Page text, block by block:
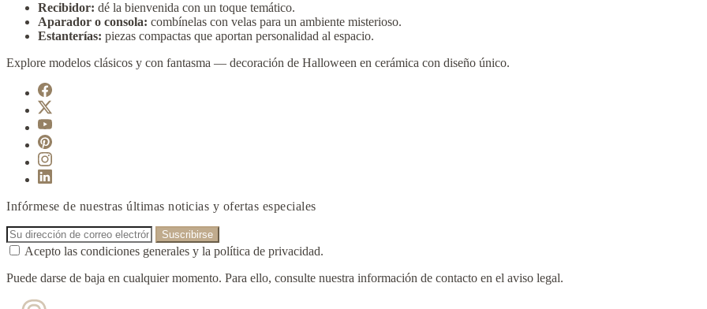
Recibidor: dé la bienvenida con un toque temático.
Aparador o consola: combínelas con velas para un ambiente misterioso.
Estanterías: piezas compactas que aportan personalidad al espacio.
Explore modelos clásicos y con fantasma — decoración de Halloween en cerámica con diseño único.
Infórmese de nuestras últimas noticias y ofertas especiales
Acepto las condiciones generales y la política de privacidad.
Puede darse de baja en cualquier momento. Para ello, consulte nuestra información de contacto en el aviso legal.